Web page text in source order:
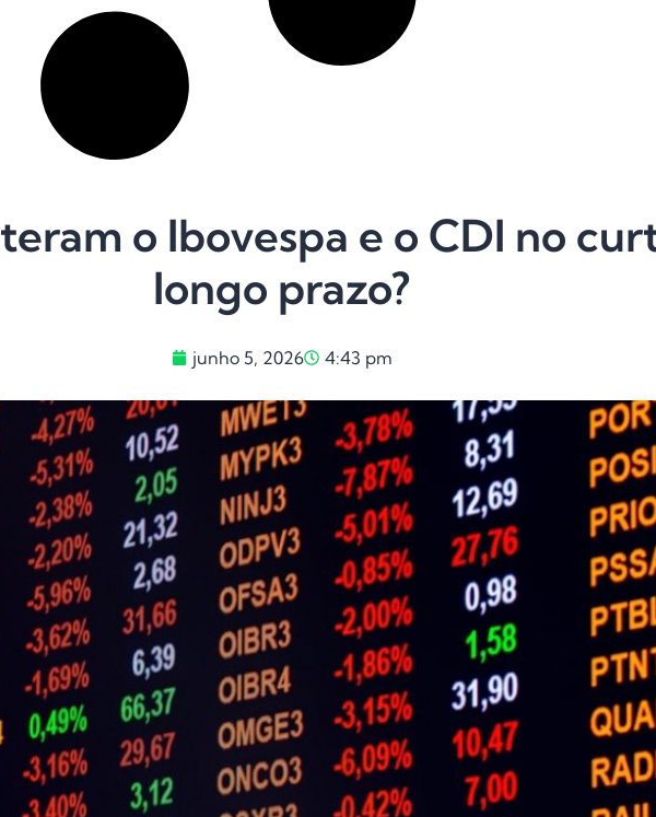
o Ibovespa e o CDI no
longo prazo?
junho 5, 2026 4:43 pm